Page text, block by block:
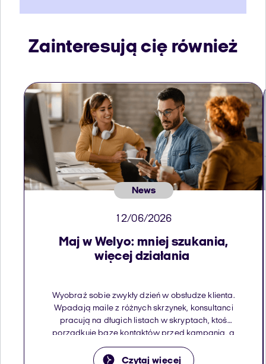
Zainteresują cię również
News
12/06/2026
Maj w Welyo: mniej szukania,
więcej działania
Wyobraź sobie zwykły dzień w obsłudze klienta.
Wpadają maile z różnych skrzynek, konsultanci
pracują na długich listach w skryptach, ktoś
porządkuje bazę kontaktów przed kampanią, a
ktoś inny odpowiada na pytanie klienta o wyjątek
w procedurze i właśnie zaczyna przeszukiwać
Czytaj więcej